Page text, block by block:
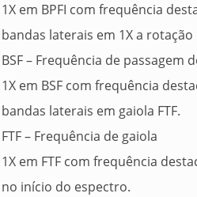
1X em BPFI com frequência
bandas laterais em 1X a
BSF – Frequência de passagem
1X em BSF com frequência
bandas laterais em gaiola FTF.
FTF – Frequência de gaiola
1X em FTF com frequência
no início do espectro.